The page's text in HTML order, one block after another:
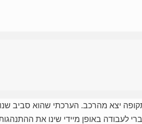
לעבודה באופן מיידי שינו את